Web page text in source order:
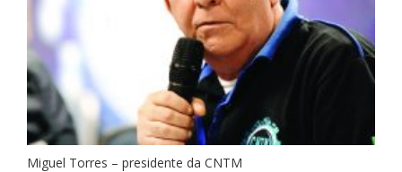
Miguel Torres – presidente da CNTM